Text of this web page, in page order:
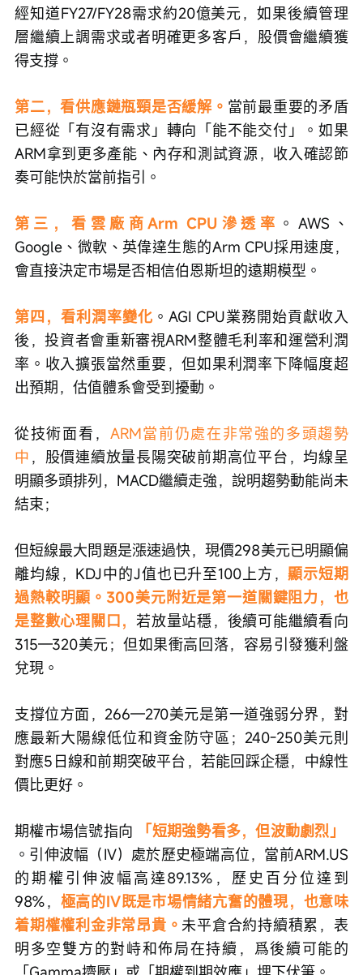
經知道FY27/FY28需求約20億美元，如果後續管理
層繼續上調需求或者明確更多客戶，股價會繼續獲
得支撐。
第二，看供應鏈瓶頸是否緩解。 當前最重要的矛盾
已經從「有沒有需求」轉向「能不能交付」。如果
ARM拿到更多產能、內存和測試資源，收入確認節
奏可能快於當前指引。
第三，看雲廠商Arm CPU滲透率 。AWS、
Google、微軟、英偉達生態的Arm CPU採用速度，
會直接決定市場是否相信伯恩斯坦的遠期模型。
第四，看利潤率變化 。AGI CPU業務開始貢獻收入
後，投資者會重新審視ARM整體毛利率和運營利潤
率。收入擴張當然重要，但如果利潤率下降幅度超
出預期，估值體系會受到擾動。
從技術面看， ARM當前仍處在非常強的多頭趨勢
中 ，股價連續放量長陽突破前期高位平台，均線呈
明顯多頭排列，MACD繼續走強，說明趨勢動能尚未
結束；
但短線最大問題是漲速過快，現價298美元已明顯偏
離均線，KDJ中的J值也已升至100上方，顯示短期
過熱較明顯。300美元附近是第一道關鍵阻力，也
是整數心理關口，若放量站穩，後續可能繼續看向
315—320美元；但如果衝高回落，容易引發獲利盤
兌現。
支撐位方面，266—270美元是第一道強弱分界，對
應最新大陽線低位和資金防守區；240-250美元則
對應5日線和前期突破平台，若能回踩企穩，中線性
價比更好。
期權市場信號指向
「短期強勢看多，但波動劇烈」
。引伸波幅（IV）處於歷史極端高位，當前ARM.US
的期權引伸波幅高達89.13%，歷史百分位達到
98%， 極高的IV既是市場情緒亢奮的體現，也意味
着期權權利金非常昂貴。 未平倉合約持續積累，表
明多空雙方的對峙和佈局在持續，爲後續可能的